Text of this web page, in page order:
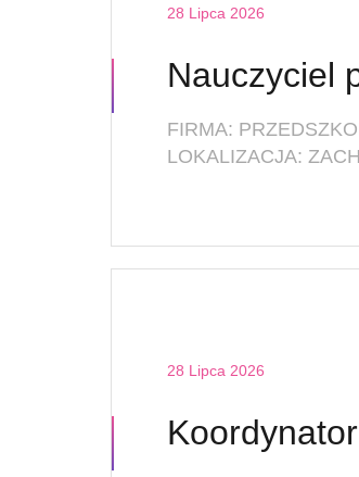
28 Lipca 2026
Nauczyciel
FIRMA:
LOKALIZACJA:
28 Lipca 2026